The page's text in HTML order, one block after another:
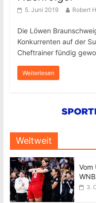
5. Juni 2019 Robert
Die Löwen
Konkurrenten auf der
Cheftrainer fündig
Weiterlesen
Weltweit
Vom
3.